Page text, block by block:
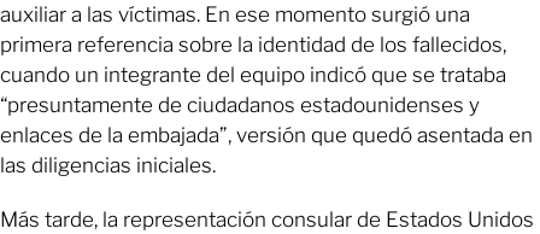
auxiliar a las víctimas. En ese momento surgió una
primera referencia sobre la identidad de los fallecidos,
cuando un integrante del equipo indicó que se trataba
“presuntamente de ciudadanos estadounidenses y
enlaces de la embajada”, versión que quedó asentada en
las diligencias iniciales.
Más tarde, la representación consular de Estados Unidos